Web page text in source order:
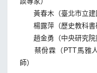
黃春木（臺北市立建
楊露萍（歷史教科書
趙金勇（中央研究院
蔡佾霖（PTT馬雅人
師）